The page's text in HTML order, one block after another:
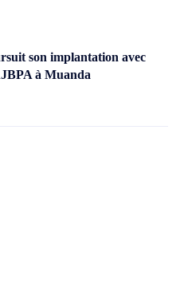
son implantation avec
à Muanda